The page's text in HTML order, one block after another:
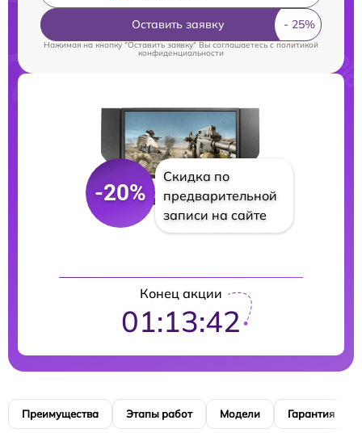
Оставить заявку
Нажимая на кнопку "Оставить заявку" Вы соглашаетесь cполитикой
конфиденциальности
-20%
Скидка по
предварительной
записи на сайте
Конец акции
01:13:41
Преимущества Этапы работ Модели Гарантия